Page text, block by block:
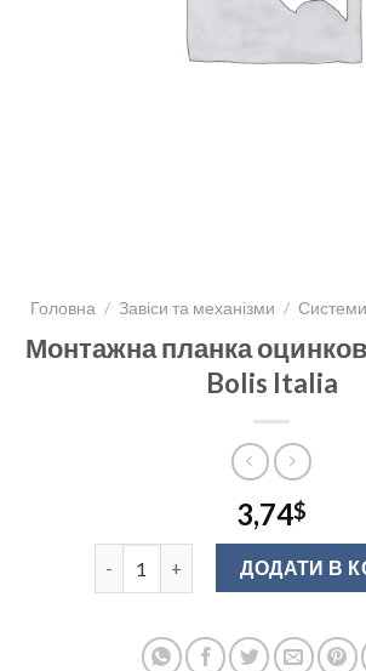
Головна / Завіси та механізми /
Монтажна планка
Bolis Italia
3,74$
Монтажна планка оцинкована
ДОДАТИ В